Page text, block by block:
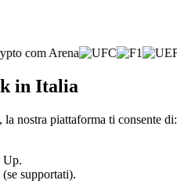
in Italia
nostra piattaforma ti consente di:
Up.
supportati).